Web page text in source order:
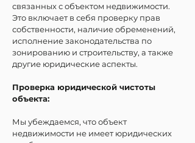
связанных с объектом недвижимости.
Это включает в себя проверку прав
собственности, наличие обременений,
исполнение законодательства по
зонированию и строительству, а также
другие юридические аспекты.
Проверка юридической чистоты
объекта:
Мы убеждаемся, что объект
недвижимости не имеет юридических